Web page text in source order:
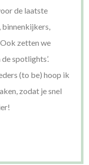
de laatste
binnenkijkers,
zetten we
spotlights’.
(to be) hoop ik
zodat je snel